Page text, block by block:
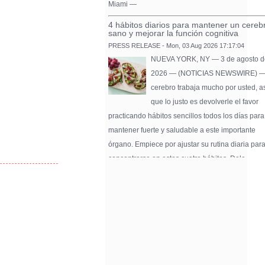
Miami —
4 hábitos diarios para mantener un
sano y mejorar la función cognitiva
PRESS RELEASE - Mon, 03 Aug 2026 17:17:04
NUEVA YORK, NY — 3 de agosto
2026 — (NOTICIAS NEWSWIRE)
cerebro trabaja mucho por usted,
que lo justo es devolverle el favor
practicando hábitos sencillos todos los días para
mantener fuerte y saludable a este importante
órgano. Empiece por ajustar su rutina diaria
concentrarse en estos cuatro hábitos. Dele …